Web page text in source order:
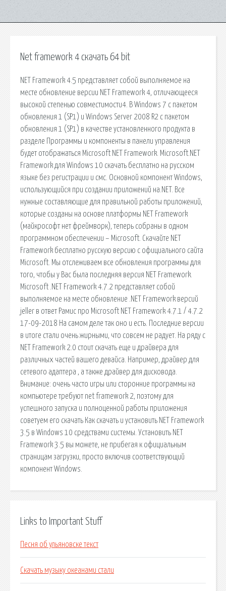
Net framework 4 скачать 64 bit
NET Framework 4.5 представляет собой выполняемое на
месте обновление версии NET Framework 4, отличающееся
высокой степенью совместимости4. В Windows 7 с пакетом
обновления 1 (SP1) и Windows Server 2008 R2 с пакетом
обновления 1 (SP1) в качестве установленного продукта в
разделе Программы и компоненты в панели управления
будет отображаться Microsoft NET Framework. Microsoft.NET
Framework для Windows 10 скачать бесплатно на русском
языке без регистрации и смс. Основной компонент Windows,
использующийся при создании приложений на.NET. Все
нужные составляющие для правильной работы приложений,
которые созданы на основе платформы NET Framework
(майкрософт нет фреймворк), теперь собраны в одном
программном обеспечении – Microsoft. Скачайте NET
Framework бесплатно русскую версию с официального сайта
Microsoft. Мы отслеживаем все обновления программы для
того, чтобы у Вас была последняя версия NET Framework.
Microsoft .NET Framework 4.7.2 представляет собой
выполняемое на месте обновление .NET Framework версий
jeller в ответ Рамис про Microsoft NET Framework 4.7.1 / 4.7.2
17-09-2018 На самом деле так оно и есть. Последние версии
в итоге стали очень жирными, что совсем не радует. На ряду с
NET Framework 2.0 стоит скачать еще и драйвера для
различных частей вашего девайса. Например, драйвер для
сетевого адаптера , а также драйвер для дисковода.
Внимание: очень часто игры или сторонние программы на
компьютере требуют net framework 2, поэтому для
успешного запуска и полноценной работы приложения
советуем его скачать Как скачать и установить NET Framework
3.5 в Windows 10 средствами системы. Установить NET
Framework 3.5 вы можете, не прибегая к официальным
страницам загрузки, просто включив соответствующий
компонент Windows.
Links to Important Stuff
Песня об ульяновске текст
Скачать музыку океанами стали